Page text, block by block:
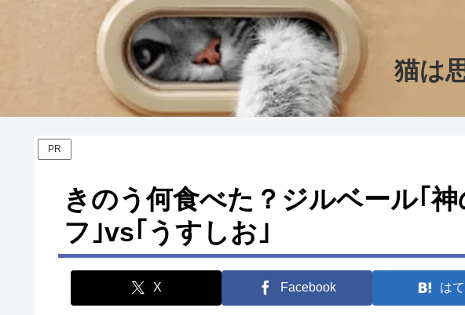
猫は
PR
きのう何食べた？ジルベール｢
フ｣vs｢うすしお｣
X Facebook は